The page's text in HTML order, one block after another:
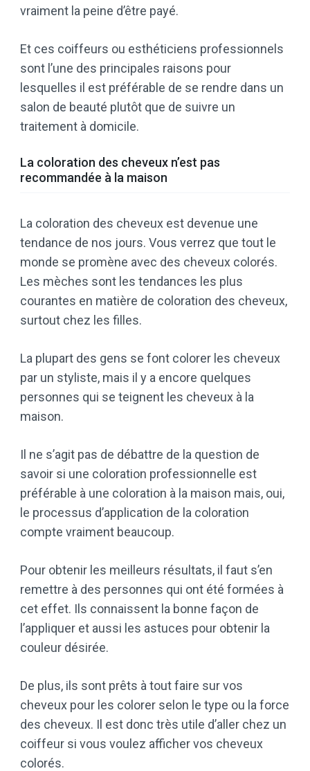
vraiment la peine d’être payé.
Et ces coiffeurs ou esthéticiens professionnels
sont l’une des principales raisons pour
lesquelles il est préférable de se rendre dans un
salon de beauté plutôt que de suivre un
traitement à domicile.
La coloration des cheveux n’est pas
recommandée à la maison
La coloration des cheveux est devenue une
tendance de nos jours. Vous verrez que tout le
monde se promène avec des cheveux colorés.
Les mèches sont les tendances les plus
courantes en matière de coloration des cheveux,
surtout chez les filles.
La plupart des gens se font colorer les cheveux
par un styliste, mais il y a encore quelques
personnes qui se teignent les cheveux à la
maison.
Il ne s’agit pas de débattre de la question de
savoir si une coloration professionnelle est
préférable à une coloration à la maison mais, oui,
le processus d’application de la coloration
compte vraiment beaucoup.
Pour obtenir les meilleurs résultats, il faut s’en
remettre à des personnes qui ont été formées à
cet effet. Ils connaissent la bonne façon de
l’appliquer et aussi les astuces pour obtenir la
couleur désirée.
De plus, ils sont prêts à tout faire sur vos
cheveux pour les colorer selon le type ou la force
des cheveux. Il est donc très utile d’aller chez un
coiffeur si vous voulez afficher vos cheveux
colorés.